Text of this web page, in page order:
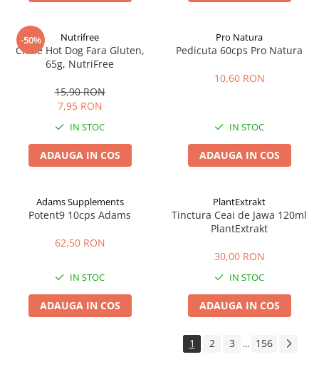
-50% Nutrifree
Chifle Hot Dog Fara Gluten,
65g, NutriFree
15,90 RON
7,95 RON
IN STOC
ADAUGA IN COS
Pro Natura
Pedicuta 60cps Pro Natura
10,60 RON
IN STOC
ADAUGA IN COS
Adams Supplements
Potent9 10cps Adams
62,50 RON
IN STOC
ADAUGA IN COS
PlantExtrakt
Tinctura Ceai de Jawa 120ml
PlantExtrakt
30,00 RON
IN STOC
ADAUGA IN COS
1 2 3 ... 156